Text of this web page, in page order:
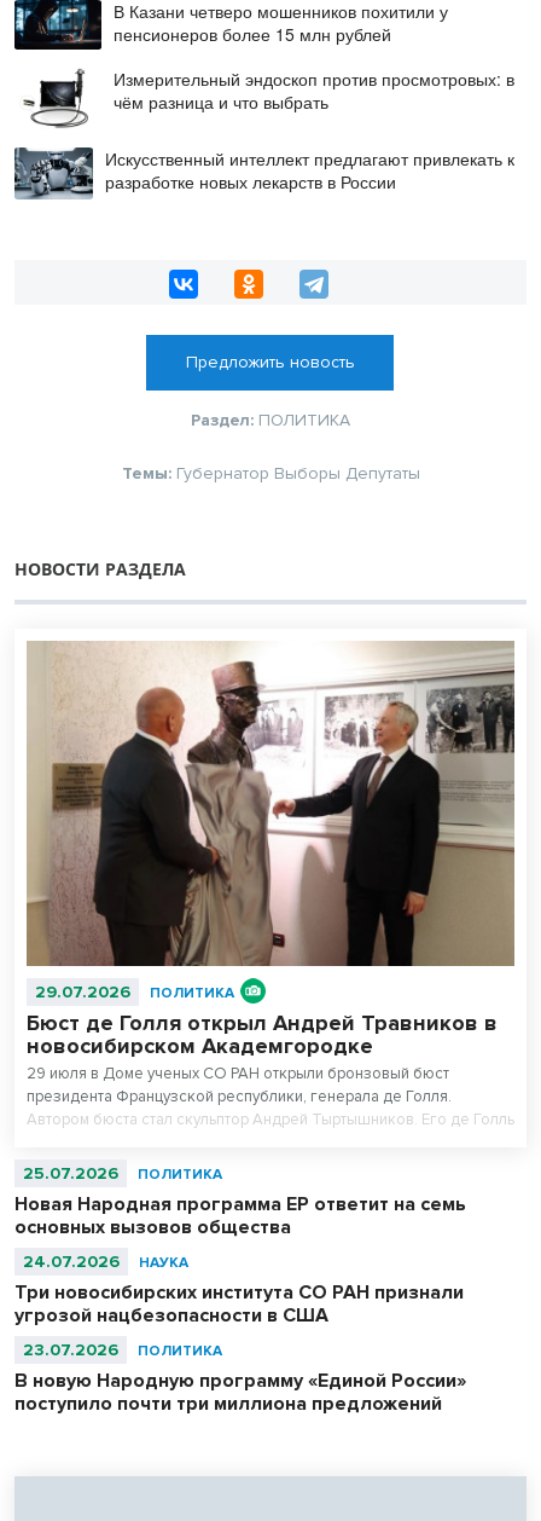
В Казани четверо мошенников похитили у
пенсионеров более 15 млн рублей
Измерительный эндоскоп против просмотровых: в
чём разница и что выбрать
Искусственный интеллект предлагают привлекать к
разработке новых лекарств в России
Предложить новость
Раздел: ПОЛИТИКА
Темы: Губернатор Выборы Депутаты
НОВОСТИ РАЗДЕЛА
29.07.2026 ПОЛИТИКА
Бюст де Голля открыл Андрей Травников в
новосибирском Академгородке
29 июля в Доме ученых СО РАН открыли бронзовый бюст
президента Французской республики, генерала де Голля.
Автором бюста стал скульптор Андрей Тыртышников. Его де Голль
Центральном музее Великой Отечественной войны в Москве и
25.07.2026 ПОЛИТИКА
Новая Народная программа ЕР ответит на семь
основных вызовов общества
24.07.2026 НАУКА
Три новосибирских института СО РАН признали
угрозой нацбезопасности в США
23.07.2026 ПОЛИТИКА
В новую Народную программу «Единой России»
поступило почти три миллиона предложений